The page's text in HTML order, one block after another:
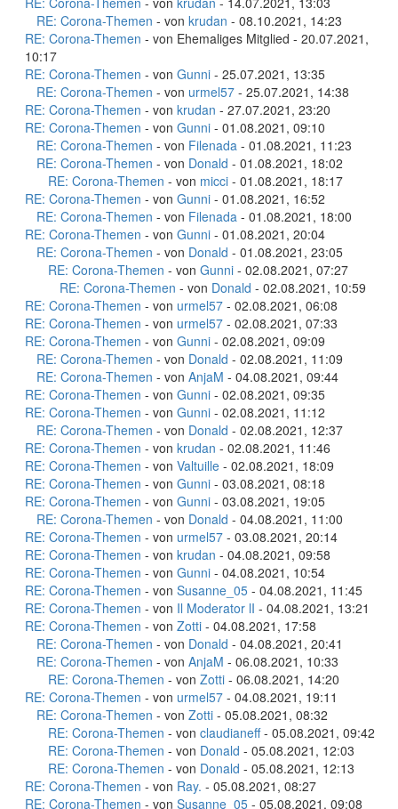
RE: Corona-Themen - von krudan - 08.10.2021, 14:23
RE: Corona-Themen - von Ehemaliges Mitglied - 20.07.2021,
10:17
RE: Corona-Themen - von Gunni - 25.07.2021, 13:35
RE: Corona-Themen - von urmel57 - 25.07.2021, 14:38
RE: Corona-Themen - von krudan - 27.07.2021, 23:20
RE: Corona-Themen - von Gunni - 01.08.2021, 09:10
RE: Corona-Themen - von Filenada - 01.08.2021, 11:23
RE: Corona-Themen - von Donald - 01.08.2021, 18:02
RE: Corona-Themen - von micci - 01.08.2021, 18:17
RE: Corona-Themen - von Gunni - 01.08.2021, 16:52
RE: Corona-Themen - von Filenada - 01.08.2021, 18:00
RE: Corona-Themen - von Gunni - 01.08.2021, 20:04
RE: Corona-Themen - von Donald - 01.08.2021, 23:05
RE: Corona-Themen - von Gunni - 02.08.2021, 07:27
RE: Corona-Themen - von Donald - 02.08.2021, 10:59
RE: Corona-Themen - von urmel57 - 02.08.2021, 06:08
RE: Corona-Themen - von urmel57 - 02.08.2021, 07:33
RE: Corona-Themen - von Gunni - 02.08.2021, 09:09
RE: Corona-Themen - von Donald - 02.08.2021, 11:09
RE: Corona-Themen - von AnjaM - 04.08.2021, 09:44
RE: Corona-Themen - von Gunni - 02.08.2021, 09:35
RE: Corona-Themen - von Gunni - 02.08.2021, 11:12
RE: Corona-Themen - von Donald - 02.08.2021, 12:37
RE: Corona-Themen - von krudan - 02.08.2021, 11:46
RE: Corona-Themen - von Valtuille - 02.08.2021, 18:09
RE: Corona-Themen - von Gunni - 03.08.2021, 08:18
RE: Corona-Themen - von Gunni - 03.08.2021, 19:05
RE: Corona-Themen - von Donald - 04.08.2021, 11:00
RE: Corona-Themen - von urmel57 - 03.08.2021, 20:14
RE: Corona-Themen - von krudan - 04.08.2021, 09:58
RE: Corona-Themen - von Gunni - 04.08.2021, 10:54
RE: Corona-Themen - von Susanne_05 - 04.08.2021, 11:45
RE: Corona-Themen - von Il Moderator lI - 04.08.2021, 13:21
RE: Corona-Themen - von Zotti - 04.08.2021, 17:58
RE: Corona-Themen - von Donald - 04.08.2021, 20:41
RE: Corona-Themen - von AnjaM - 06.08.2021, 10:33
RE: Corona-Themen - von Zotti - 06.08.2021, 14:20
RE: Corona-Themen - von urmel57 - 04.08.2021, 19:11
RE: Corona-Themen - von Zotti - 05.08.2021, 08:32
RE: Corona-Themen - von claudianeff- 05.08.2021, 09:42
RE: Corona-Themen - von Donald - 05.08.2021, 12:03
RE: Corona-Themen - von Donald - 05.08.2021, 12:13
RE: Corona-Themen - von Ray. - 05.08.2021, 08:27
RE: Corona-Themen - von Susanne_05 - 05.08.2021, 09:08